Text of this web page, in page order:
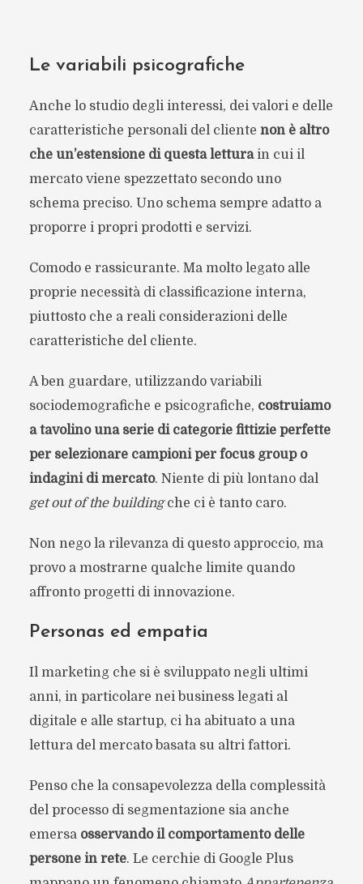
Le variabili psicografiche
Anche lo studio degli interessi, dei valori e delle
caratteristiche personali del cliente non è altro
che un’estensione di questa letturain cui il
mercato viene spezzettato secondo uno
schema preciso. Uno schema sempre adatto a
proporre i propri prodotti e servizi.
Comodo e rassicurante. Ma molto legato alle
proprie necessità di classificazione interna,
piuttosto che a reali considerazioni delle
caratteristiche del cliente.
A ben guardare, utilizzando variabili
sociodemografiche e psicografiche, costruiamo
a tavolino una serie di categorie fittizie perfette
per selezionare campioni per focus group o
indagini di mercato. Niente di più lontano dal
get out of the buildingche ci è tanto caro.
Non nego la rilevanza di questo approccio, ma
provo a mostrarne qualche limite quando
affronto progetti di innovazione.
Personas ed empatia
Il marketing che si è sviluppato negli ultimi
anni, in particolare nei business legati al
digitale e alle startup, ci ha abituato a una
lettura del mercato basata su altri fattori.
Penso che la consapevolezza della complessità
del processo di segmentazione sia anche
emersa osservando il comportamento delle
persone in rete. Le cerchie di Google Plus